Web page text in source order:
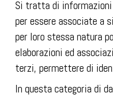
Si tratta di informazioni
per essere associate a
per loro stessa natura
elaborazioni ed
terzi, permettere di
In questa categoria di